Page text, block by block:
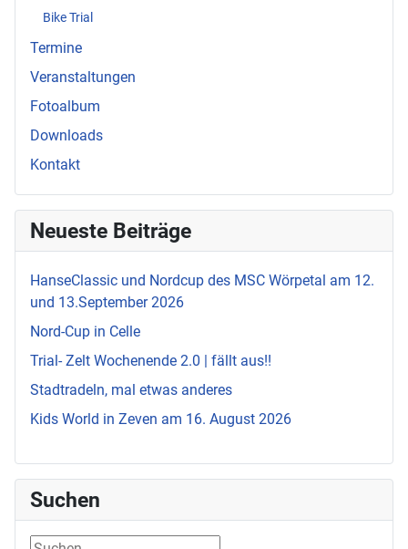
Bike Trial
Termine
Veranstaltungen
Fotoalbum
Downloads
Kontakt
Neueste Beiträge
HanseClassic und Nordcup des MSC Wörpetal am 12.
und 13.September 2026
Nord-Cup in Celle
Trial- Zelt Wochenende 2.0 | fällt aus!!
Stadtradeln, mal etwas anderes
Kids World in Zeven am 16. August 2026
Suchen